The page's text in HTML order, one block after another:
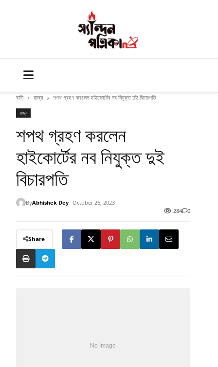
বাড়ি রাজ্য শপথ গ্রহণ করলেন হাইকোর্টের নব নিযুক্ত দুই বিচারপতি
রাজ্য
শপথ গ্রহণ করলেন
হাইকোর্টের নব নিযুক্ত দুই
বিচারপতি
ByAbhishek Dey October 26, 2023
284
0
Share